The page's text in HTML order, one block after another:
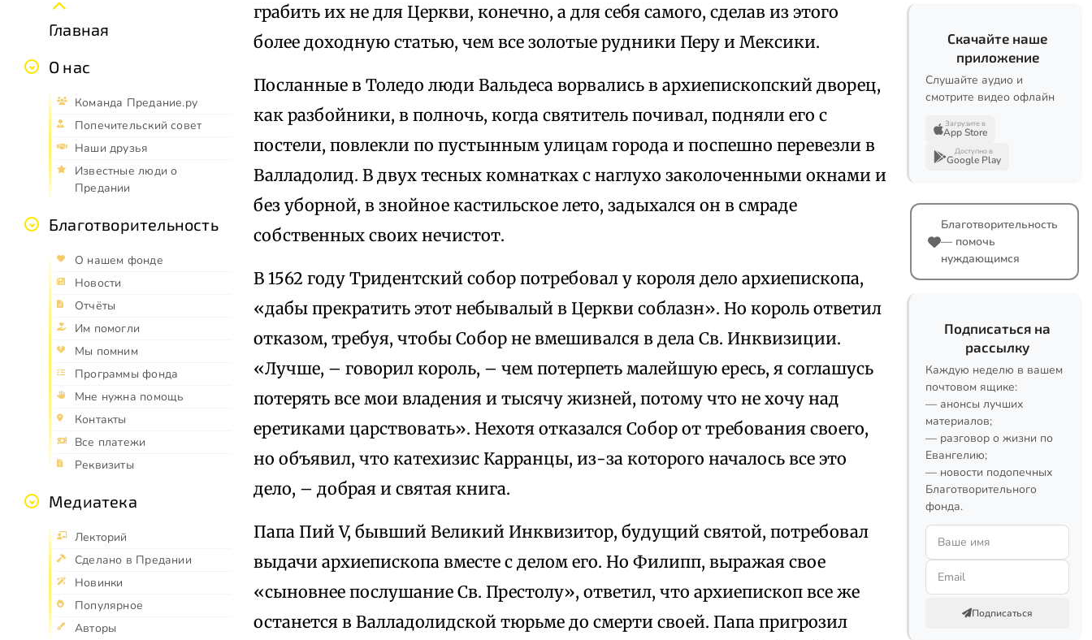
Главная
О нас
Команда Предание.ру
Попечительский совет
Наши друзья
Известные люди о
Предании
Благотворительность
О нашем фонде
Новости
Отчёты
Им помогли
Мы помним
Программы фонда
Мне нужна помощь
Контакты
Все платежи
Реквизиты
Медиатека
Лекторий
Сделано в Предании
Новинки
Популярное
Авторы
грабить их не для Церкви, конечно, а для себя самого, сделав из этого
более доходную статью, чем все золотые рудники Перу и Мексики.
Посланные в Толедо люди Вальдеса ворвались в архиепископский дворец,
как разбойники, в полночь, когда святитель почивал, подняли его с
постели, повлекли по пустынным улицам города и поспешно перевезли в
Валладолид. В двух тесных комнатках с наглухо заколоченными окнами и
без уборной, в знойное кастильское лето, задыхался он в смраде
собственных своих нечистот.
В 1562 году Тридентский собор потребовал у короля дело архиепископа,
«дабы прекратить этот небывалый в Церкви соблазн». Но король ответил
отказом, требуя, чтобы Собор не вмешивался в дела Св. Инквизиции.
«Лучше, – говорил король, – чем потерпеть малейшую ересь, я соглашусь
потерять все мои владения и тысячу жизней, потому что не хочу над
еретиками царствовать». Нехотя отказался Собор от требования своего,
но объявил, что катехизис Карранцы, из-за которого началось все это
дело, – добрая и святая книга.
Папа Пий V, бывший Великий Инквизитор, будущий святой, потребовал
выдачи архиепископа вместе с делом его. Но Филипп, выражая свое
«сыновнее послушание Св. Престолу», ответил, что архиепископ все же
останется в Валладолидской тюрьме до смерти своей. Папа пригрозил
Скачайте наше
приложение
Слушайте аудио и
смотрите видео офлайн
Загрузите в
App Store
Доступно в
Google Play
Благотворительность
— помочь
нуждающимся
Подписаться на
рассылку
Каждую неделю в вашем
почтовом ящике:
— анонсы лучших
материалов;
— разговор о жизни по
Евангелию;
— новости подопечных
Благотворительного
фонда.
Подписаться